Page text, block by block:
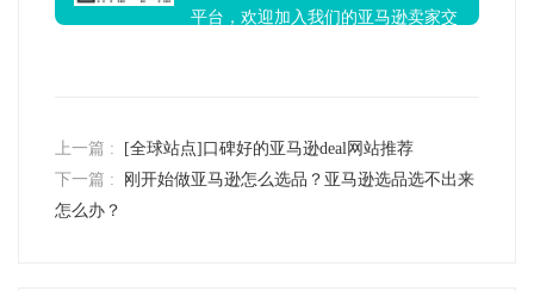
平台，欢迎加入我们的亚马逊卖家交
上一篇 :
[全球站点]口碑好的亚马逊deal网站推荐
下一篇 :
刚开始做亚马逊怎么选品？亚马逊选品选不出来
怎么办？